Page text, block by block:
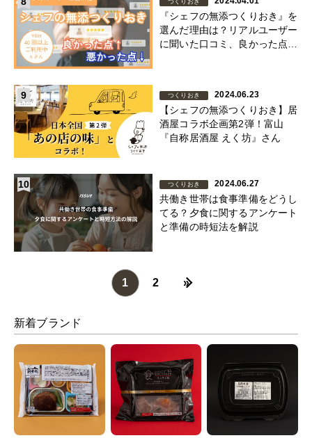
つくりおき
『シェフの無添つくりおき』を
選んだ理由は？リアルユーザー
に聞いた口コミ、良かった点＆
9 つくりおき 2024.06.23
【シェフの無添つくりおき】居
酒屋コラボ企画第2弾！富山
『自称居酒屋 えく坊』さん
10 つくりおき 2024.06.27
共働き世帯は食事準備をどうし
てる？夕食に関するアンケート
と準備の時短法を解説
1 2 »
新着ブランド